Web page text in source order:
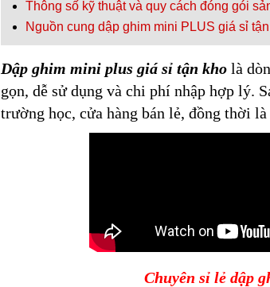
Thông số kỹ thuật và quy cách đóng gói
Nguồn cung dập ghim mini PLUS giá sỉ
Dập ghim mini plus giá sỉ tận kholà
gọn, dễ sử dụng và chi phí nhập hợp lý.
trường học, cửa hàng bán lẻ, đồng thời
Chuyên sỉ lẻ dập